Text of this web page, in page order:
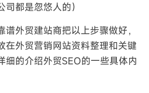
都是忽悠人的）
外贸建站商把以上步骤做好，
在外贸营销网站资料整理和关键
细的介绍外贸SEO的一些具体内